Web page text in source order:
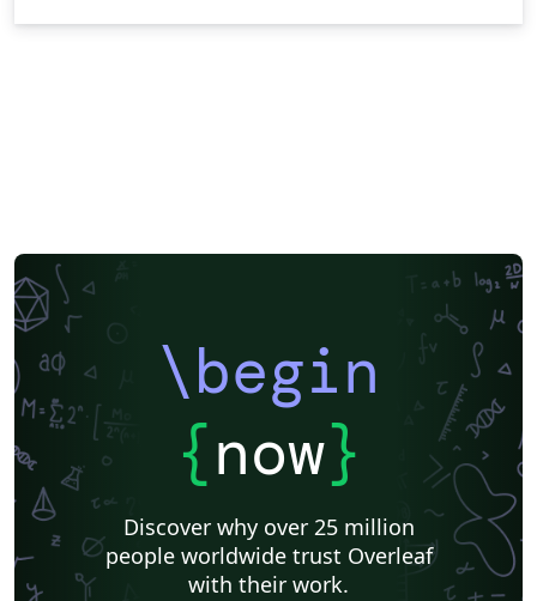
\begin
{now}
Discover why over 25 million
people worldwide trust Overleaf
with their work.